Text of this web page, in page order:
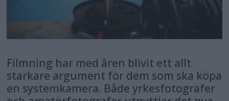
Filmning har med åren blivit ett allt
starkare argument för dem som ska köpa
en systemkamera. Både yrkesfotografer